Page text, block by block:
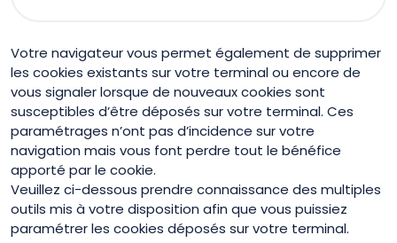
Votre navigateur vous permet également de supprimer
les cookies existants sur votre terminal ou encore de
vous signaler lorsque de nouveaux cookies sont
susceptibles d’être déposés sur votre terminal. Ces
paramétrages n’ont pas d’incidence sur votre
navigation mais vous font perdre tout le bénéfice
apporté par le cookie.
Veuillez ci-dessous prendre connaissance des multiples
outils mis à votre disposition afin que vous puissiez
paramétrer les cookies déposés sur votre terminal.